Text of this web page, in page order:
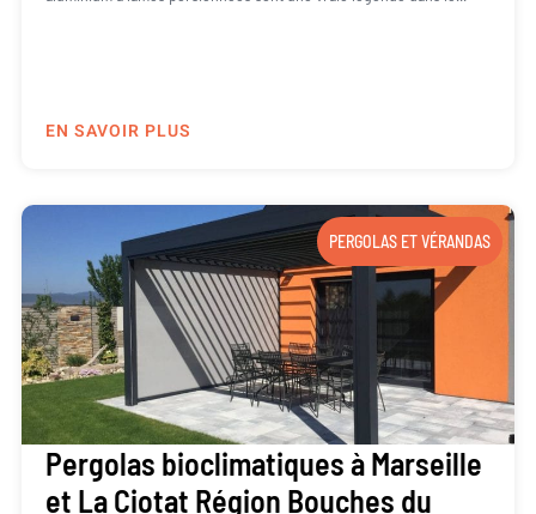
EN SAVOIR PLUS
PERGOLAS ET VÉRANDAS
Pergolas bioclimatiques à Marseille
et La Ciotat Région Bouches du